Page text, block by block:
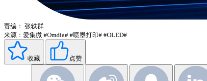
责编： 张轶群
来源：爱集微 #Omdia# #喷墨打印# #OLED#
收藏 点赞